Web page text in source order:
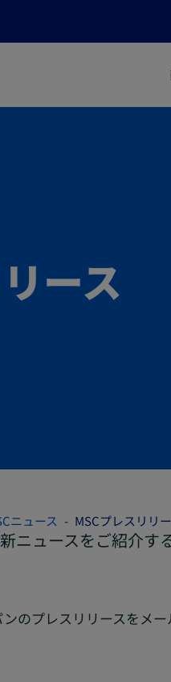
ース
ニュース MSCプレスリリ
ニュースをご紹介す
ンのプレスリリースをメ